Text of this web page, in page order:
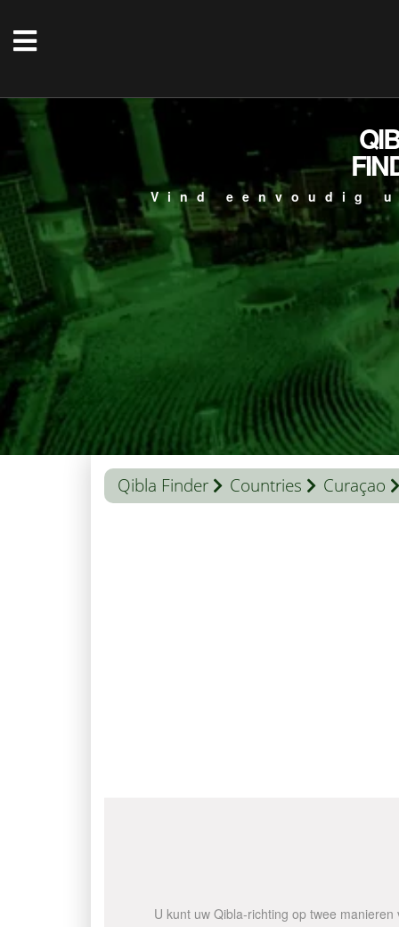
Vind eenvoudig
Qibla Finder Countries Curaçao
U kunt uw Qibla-richting op twee